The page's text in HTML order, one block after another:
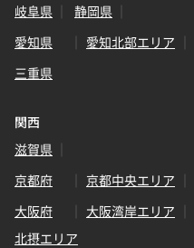
岐阜県
静岡県
愛知県
愛知北部エリア
三重県
関西
滋賀県
京都府
京都中央エリア
大阪府
大阪湾岸エリア
北摂エリア